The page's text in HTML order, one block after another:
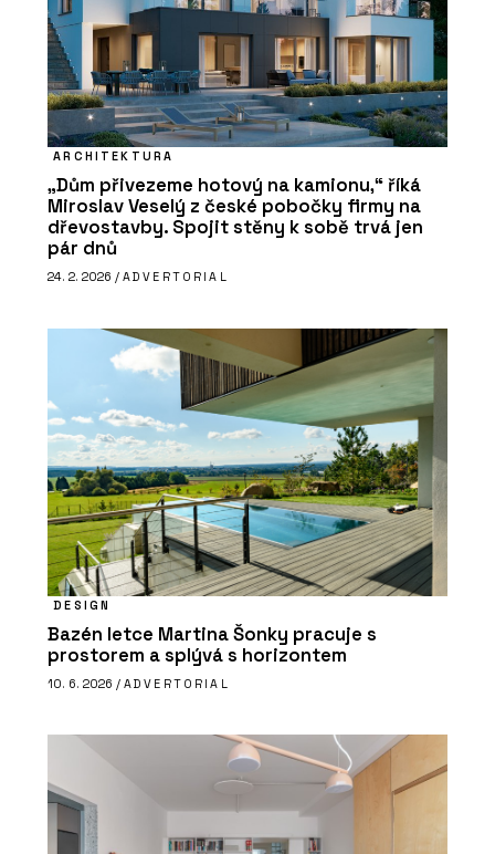
ARCHITEKTURA
„Dům přivezeme hotový na kamionu,“ říká
Miroslav Veselý z české pobočky firmy na
dřevostavby. Spojit stěny k sobě trvá jen
pár dnů
24. 2. 2026 / ADVERTORIAL
DESIGN
Bazén letce Martina Šonky pracuje s
prostorem a splývá s horizontem
10. 6. 2026 / ADVERTORIAL